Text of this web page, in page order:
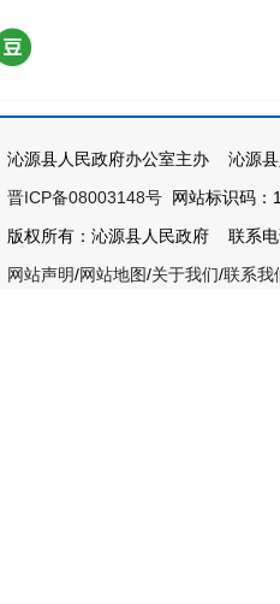
沁源县人民政府办公室主办 沁源
晋ICP备08003148号 网站标识码
版权所有：沁源县人民政府 联系
网站声明/网站地图/关于我们/联系我